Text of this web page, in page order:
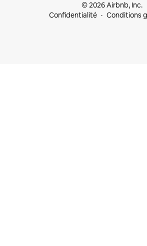
© 2026 Airbnb, Inc.
Confidentialité
Conditions